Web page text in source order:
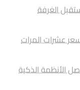
الغرفة
عشرات المرات
الأنظمة الذكية